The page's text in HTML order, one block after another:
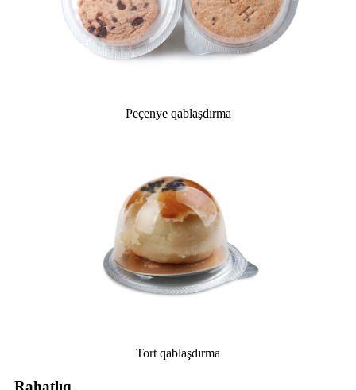
Peçenye qablaşdırma
Tort qablaşdırma
Rahatlıq